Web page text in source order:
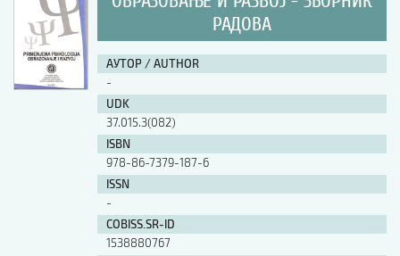
УПУТСТВА
УПУТСТВА
Правилник о издавачкој делатности
Упутство ауторима
Упутство уредницима
Изјава о ауторству
Изјава о лектури
Изјава о коришћењу ауторског дела
Упутство за бирање лиценце
Уговор са аутором
РАДОВА
АУТОР / AUTHOR
-
UDK
37.015.3(082)
ISBN
978-86-7379-187-6
ISSN
-
COBISS.SR-ID
1538880767